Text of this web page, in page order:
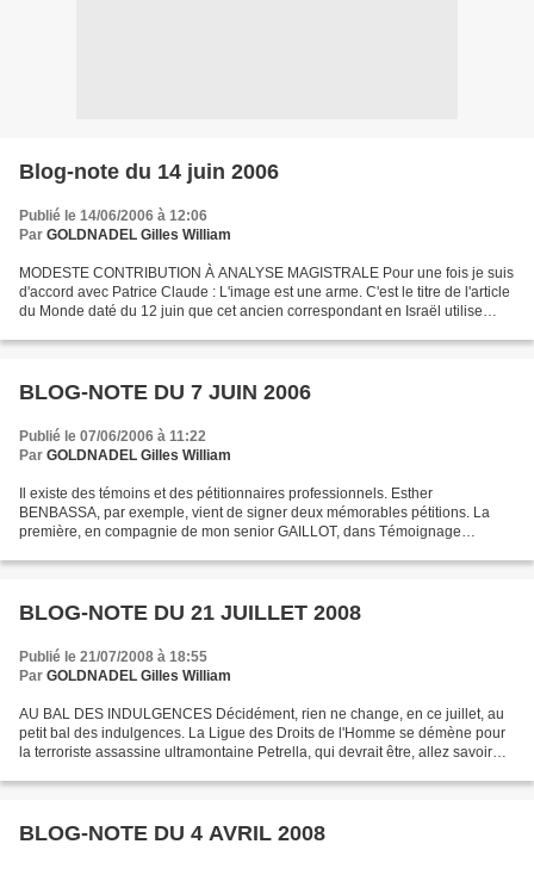
Blog-note du 14 juin 2006
Publié le 14/06/2006 à 12:06
Par GOLDNADEL Gilles William
MODESTE CONTRIBUTION À ANALYSE MAGISTRALE Pour une fois je suis
d'accord avec Patrice Claude : L'image est une arme. C'est le titre de l'article
du Monde daté du 12 juin que cet ancien correspondant en Israël utilise
BLOG-NOTE DU 7 JUIN 2006
Publié le 07/06/2006 à 11:22
Par GOLDNADEL Gilles William
Il existe des témoins et des pétitionnaires professionnels. Esther
BENBASSA, par exemple, vient de signer deux mémorables pétitions. La
première, en compagnie de mon senior GAILLOT, dans Témoignage
BLOG-NOTE DU 21 JUILLET 2008
Publié le 21/07/2008 à 18:55
Par GOLDNADEL Gilles William
AU BAL DES INDULGENCES Décidément, rien ne change, en ce juillet, au
petit bal des indulgences. La Ligue des Droits de l'Homme se démène pour
la terroriste assassine ultramontaine Petrella, qui devrait être, allez savoir
BLOG-NOTE DU 4 AVRIL 2008